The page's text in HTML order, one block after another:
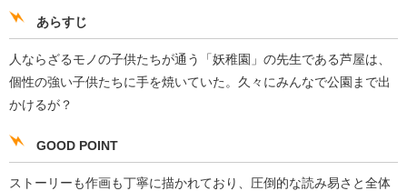
あらすじ
人ならざるモノの子供たちが通う「妖稚園」の先生である芦屋は、
個性の強い子供たちに手を焼いていた。久々にみんなで公園まで出
かけるが？
GOOD POINT
ストーリーも作画も丁寧に描かれており、圧倒的な読み易さと全体